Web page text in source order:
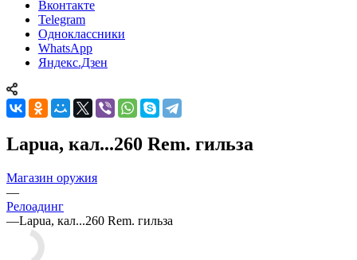
Вконтакте
Telegram
Одноклассники
WhatsApp
Яндекс.Дзен
Lapua, кал...260 Rem. гильза
Магазин оружия
—
Релоадинг
—Lapua, кал...260 Rem. гильза